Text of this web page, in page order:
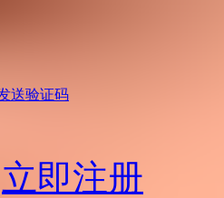
送验证码
立即注册